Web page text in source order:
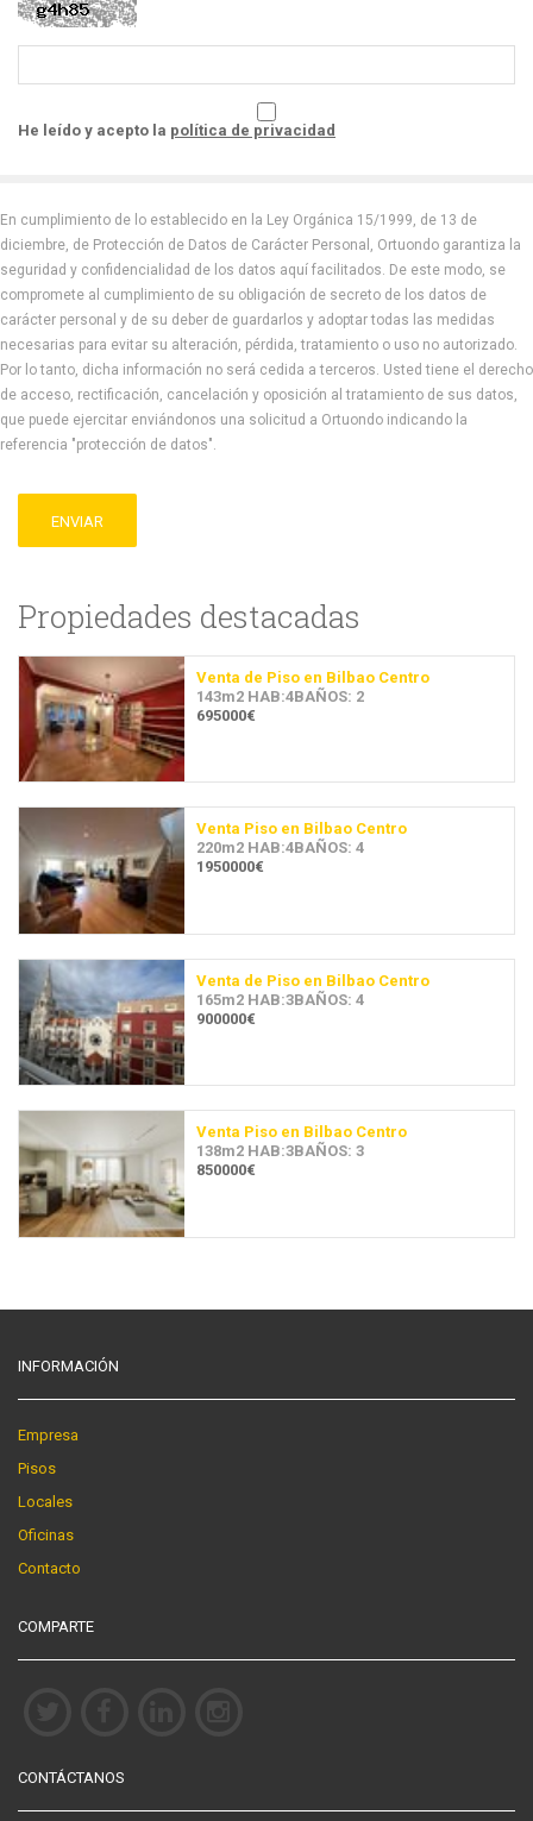
He leído y acepto la política de privacidad
En cumplimiento de lo establecido en la Ley Orgánica 15/1999, de 13 de
diciembre, de Protección de Datos de Carácter Personal, Ortuondo garantiza la
seguridad y confidencialidad de los datos aquí facilitados. De este modo, se
compromete al cumplimiento de su obligación de secreto de los datos de
carácter personal y de su deber de guardarlos y adoptar todas las medidas
necesarias para evitar su alteración, pérdida, tratamiento o uso no autorizado.
Por lo tanto, dicha información no será cedida a terceros. Usted tiene el derecho
de acceso, rectificación, cancelación y oposición al tratamiento de sus datos,
que puede ejercitar enviándonos una solicitud a Ortuondo indicando la
referencia "protección de datos".
ENVIAR
Propiedades destacadas
Venta de Piso en Bilbao Centro
143m2 HAB:4BAÑOS: 2
695000€
Venta Piso en Bilbao Centro
220m2 HAB:4BAÑOS: 4
1950000€
Venta de Piso en Bilbao Centro
165m2 HAB:3BAÑOS: 4
900000€
Venta Piso en Bilbao Centro
138m2 HAB:3BAÑOS: 3
850000€
INFORMACIÓN
Empresa
Pisos
Locales
Oficinas
Contacto
COMPARTE
CONTÁCTANOS